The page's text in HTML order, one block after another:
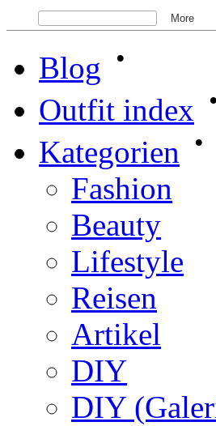
Blog •
Outfit index •
Kategorien •
Fashion
Beauty
Lifestyle
Reisen
Artikel
DIY
DIY